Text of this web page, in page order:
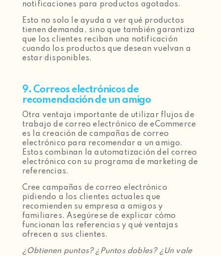
notificaciones para productos agotados.
Esto no solo le ayuda a ver qué productos
tienen demanda, sino que también garantiza
que los clientes reciban una notificación
cuando los productos que desean vuelvan a
estar disponibles.
9. Correos electrónicos de
recomendación de un amigo
Otra ventaja importante de utilizar flujos de
trabajo de correo electrónico de eCommerce
es la creación de campañas de correo
electrónico para recomendar a un amigo.
Estos combinan la automatización del correo
electrónico con su programa de marketing de
referencias.
Cree campañas de correo electrónico
pidiendo a los clientes actuales que
recomienden su empresa a amigos y
familiares. Asegúrese de explicar cómo
funcionan las referencias y qué ventajas
ofrecen a sus clientes.
¿Obtienen puntos? ¿Puntos dobles? ¿Un vale